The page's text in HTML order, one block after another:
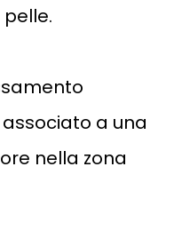
a una
nella zona